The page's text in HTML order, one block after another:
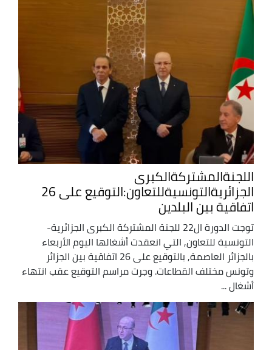
اللجنةالمشتركةالكبرى
الجزائريةالتونسيةللتعاون:التوقيع على 26
اتفاقية بين البلدين
توجت الدورة ال22 للجنة المشتركة الكبرى الجزائرية-
التونسية للتعاون, التي انعقدت أشغالها اليوم الأربعاء
بالجزائر العاصمة, بالتوقيع على 26 اتفاقية بين الجزائر
وتونس مختلف القطاعات. وجرت مراسم التوقيع عقب انتهاء
أشغال ...